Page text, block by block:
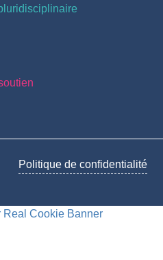
Politique de confidentialité
Real Cookie Banner